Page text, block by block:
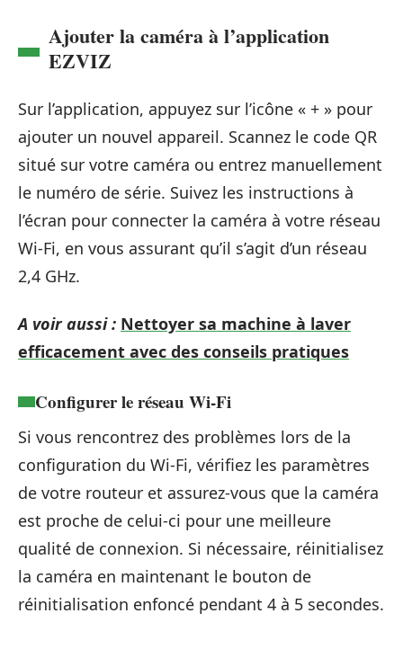
Ajouter la caméra à l’application
EZVIZ
Sur l’application, appuyez sur l’icône « + » pour
ajouter un nouvel appareil. Scannez le code QR
situé sur votre caméra ou entrez manuellement
le numéro de série. Suivez les instructions à
l’écran pour connecter la caméra à votre réseau
Wi-Fi, en vous assurant qu’il s’agit d’un réseau
2,4 GHz.
A voir aussi : Nettoyer sa machine à laver
efficacement avec des conseils pratiques
Configurer le réseau Wi-Fi
Si vous rencontrez des problèmes lors de la
configuration du Wi-Fi, vérifiez les paramètres
de votre routeur et assurez-vous que la caméra
est proche de celui-ci pour une meilleure
qualité de connexion. Si nécessaire, réinitialisez
la caméra en maintenant le bouton de
réinitialisation enfoncé pendant 4 à 5 secondes.